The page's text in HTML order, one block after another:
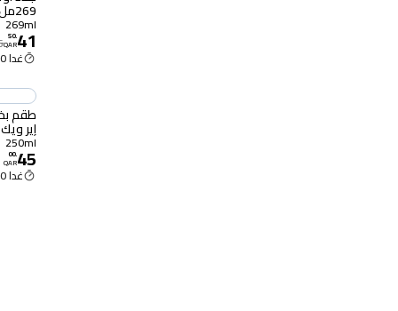
269مل
269ml
41
.
50
QAR
غدا 9:00 ص
طقم
إير
الكتان
250ml
45
.
00
QAR
غدا 9:00 ص